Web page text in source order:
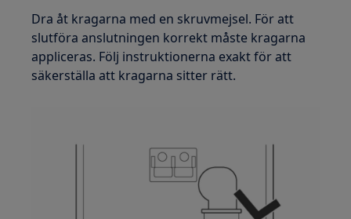
Dra åt kragarna med en skruvmejsel. För att
slutföra anslutningen korrekt måste kragarna
appliceras. Följ instruktionerna exakt för att
säkerställa att kragarna sitter rätt.